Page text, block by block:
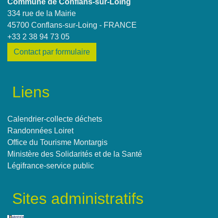
Commune de Conflans-sur-Loing
334 rue de la Mairie
45700 Conflans-sur-Loing - FRANCE
+33 2 38 94 73 05
Contact par formulaire
Liens
Calendrier-collecte déchets
Randonnées Loiret
Office du Tourisme Montargis
Ministère des Solidarités et de la Santé
Légifrance-service public
Sites administratifs